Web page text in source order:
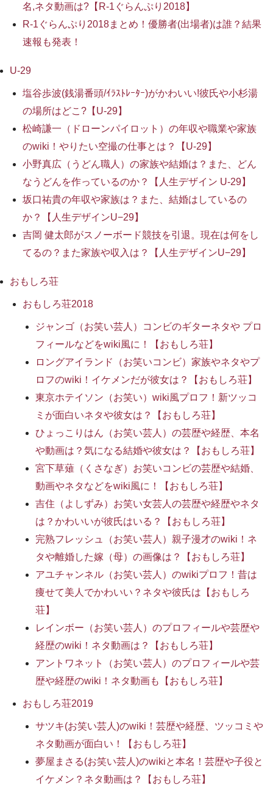
名,ネタ動画は?【R-1ぐらんぷり2018】
R-1ぐらんぷり2018まとめ！優勝者(出場者)は誰？結果
速報も発表！
U-29
塩谷歩波(銭湯番頭/ｲﾗｽﾄﾚｰﾀｰ)がかわいい!彼氏や小杉湯
の場所はどこ?【U-29】
松崎謙一（ドローンパイロット）の年収や職業や家族
のwiki！やりたい空撮の仕事とは？【U-29】
小野真広（うどん職人）の家族や結婚は？また、どん
なうどんを作っているのか？【人生デザイン U-29】
坂口祐貴の年収や家族は？また、結婚はしているの
か？【人生デザインU−29】
吉岡 健太郎がスノーボード競技を引退。現在は何をし
てるの？また家族や収入は？【人生デザインU−29】
おもしろ荘
おもしろ荘2018
ジャンゴ（お笑い芸人）コンビのギターネタや プロ
フィールなどをwiki風に！【おもしろ荘】
ロングアイランド（お笑いコンビ）家族やネタやプ
ロフのwiki！イケメンだが彼女は？【おもしろ荘】
東京ホテイソン（お笑い）wiki風プロフ！新ツッコ
ミが面白いネタや彼女は？【おもしろ荘】
ひょっこりはん（お笑い芸人）の芸歴や経歴、本名
や動画は？気になる結婚や彼女は？【おもしろ荘】
宮下草薙（くさなぎ）お笑いコンビの芸歴や結婚、
動画やネタなどをwiki風に！【おもしろ荘】
吉住（よしずみ）お笑い女芸人の芸歴や経歴やネタ
は？かわいいが彼氏はいる？【おもしろ荘】
完熟フレッシュ（お笑い芸人）親子漫才のwiki！ネ
タや離婚した嫁（母）の画像は？【おもしろ荘】
アユチャンネル（お笑い芸人）のwikiプロフ！昔は
痩せて美人でかわいい？ネタや彼氏は【おもしろ
荘】
レインボー（お笑い芸人）のプロフィールや芸歴や
経歴のwiki！ネタ動画は？【おもしろ荘】
アントワネット（お笑い芸人）のプロフィールや芸
歴や経歴のwiki！ネタ動画も【おもしろ荘】
おもしろ荘2019
サツキ(お笑い芸人)のwiki！芸歴や経歴、ツッコミや
ネタ動画が面白い！【おもしろ荘】
夢屋まさる(お笑い芸人)のwikiと本名！芸歴や子役と
イケメン？ネタ動画は？【おもしろ荘】